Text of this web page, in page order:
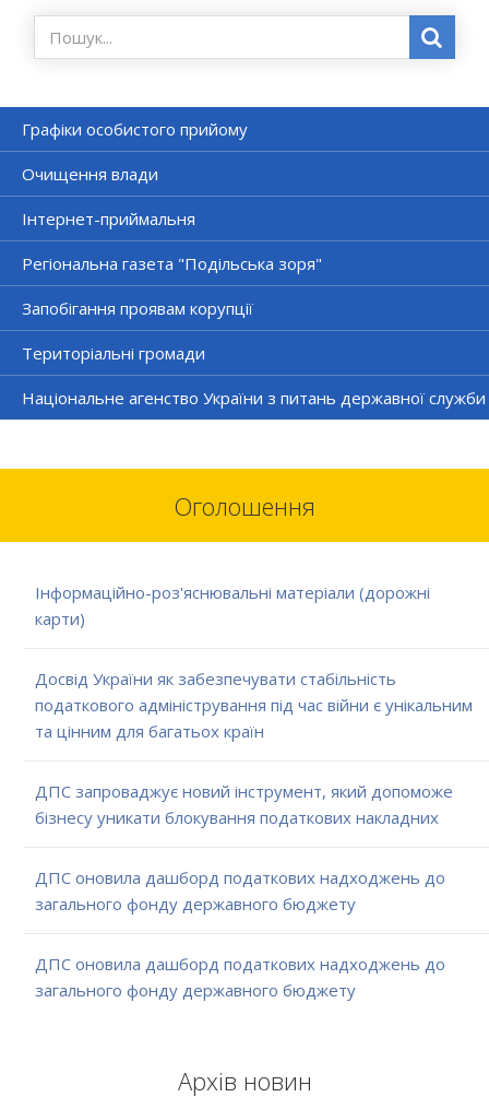
Графіки особистого прийому
Очищення влади
Інтернет-приймальня
Регіональна газета "Подільська зоря"
Запобігання проявам корупції
Територіальні громади
Національне агенство України з питань державної служби
Оголошення
Інформаційно-роз'яснювальні матеріали (дорожні
карти)
Досвід України як забезпечувати стабільність
податкового адміністрування під час війни є унікальним
та цінним для багатьох країн
ДПС запроваджує новий інструмент, який допоможе
бізнесу уникати блокування податкових накладних
ДПС оновила дашборд податкових надходжень до
загального фонду державного бюджету
ДПС оновила дашборд податкових надходжень до
загального фонду державного бюджету
Архів новин